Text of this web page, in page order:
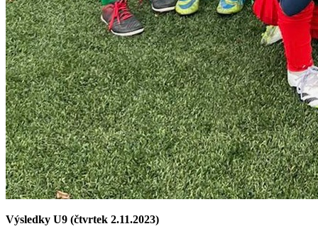
Výsledky U9 (čtvrtek 2.11.2023)